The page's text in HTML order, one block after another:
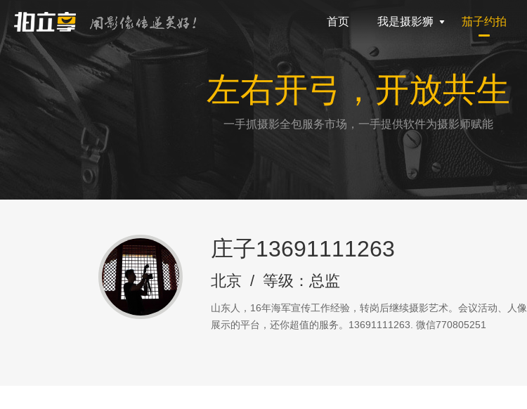
首页 我是摄影狮 茄子约拍
左右开弓，开放共生
一手抓摄影全包服务市场，一手提供软件为摄影师赋能
庄子13691111263
北京 / 等级：总监
山东人，16年海军宣传工作经验，转岗后继续摄影艺术。会议活动、人
展示的平台，还你超值的服务。13691111263. 微信770805251